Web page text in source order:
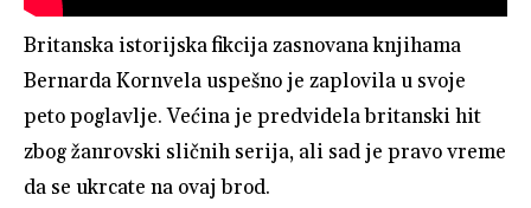
Britanska istorijska fikcija zasnovana knjihama
Bernarda Kornvela uspešno je zaplovila u svoje
peto poglavlje. Većina je predvidela britanski hit
zbog žanrovski sličnih serija, ali sad je pravo vreme
da se ukrcate na ovaj brod.